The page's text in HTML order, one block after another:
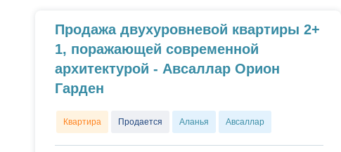
Продажа двухуровневой квартиры 2+
1, поражающей современной
архитектурой - Авсаллар Орион
Гарден
Квартира Продается Аланья Авсаллар